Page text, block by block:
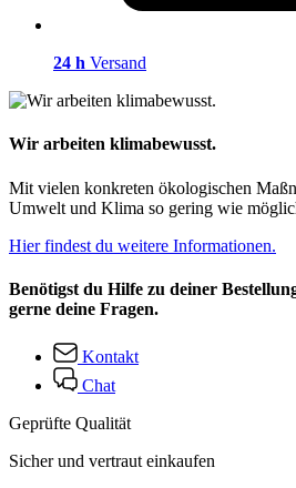
24 h Versand
Wir arbeiten klimabewusst.
Mit vielen konkreten ökologischen
Umwelt und Klima so gering wie
Hier findest du weitere Informationen.
Benötigst du Hilfe zu deiner
gerne deine Fragen.
Kontakt
Chat
Geprüfte Qualität
Sicher und vertraut einkaufen